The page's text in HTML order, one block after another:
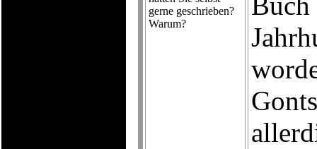
gerne geschrieben?
Warum?